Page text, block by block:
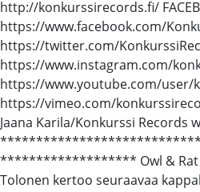
http://konkurssirecords.fi/
https://www.facebook.com/
https://twitter.com/
https://www.instagram.com/
https://www.youtube.com/user/
https://vimeo.com/
Jaana Karila/Konkurssi Records
******************* Owl & Rat
Tolonen kertoo seuraavaa